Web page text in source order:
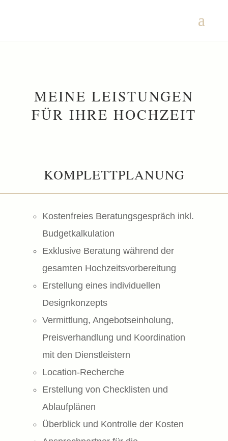
MEINE LEISTUNGEN
FÜR IHRE HOCHZEIT
KOMPLETTPLANUNG
Kostenfreies Beratungsgespräch inkl.
Budgetkalkulation
Exklusive Beratung während der
gesamten Hochzeitsvorbereitung
Erstellung eines individuellen
Designkonzepts
Vermittlung, Angebotseinholung,
Preisverhandlung und Koordination
mit den Dienstleistern
Location-Recherche
Erstellung von Checklisten und
Ablaufplänen
Überblick und Kontrolle der Kosten